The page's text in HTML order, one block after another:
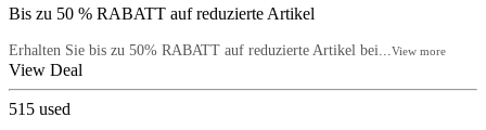
Bis zu 50 % RABATT auf reduzierte Artikel
Erhalten Sie bis zu 50% RABATT auf reduzierte Artikel bei... View more
View Deal
515 used